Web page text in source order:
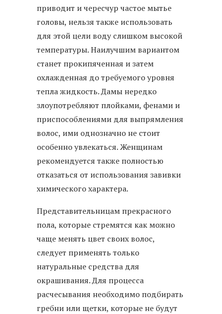
приводит и чересчур частое мытье
головы, нельзя также использовать
для этой цели воду слишком высокой
температуры. Наилучшим вариантом
станет прокипяченная и затем
охлажденная до требуемого уровня
тепла жидкость. Дамы нередко
злоупотребляют плойками, фенами и
приспособлениями для выпрямления
волос, ими однозначно не стоит
особенно увлекаться. Женщинам
рекомендуется также полностью
отказаться от использования завивки
химического характера.
Представительницам прекрасного
пола, которые стремятся как можно
чаще менять цвет своих волос,
следует применять только
натуральные средства для
окрашивания. Для процесса
расчесывания необходимо подбирать
гребни или щетки, которые не будут